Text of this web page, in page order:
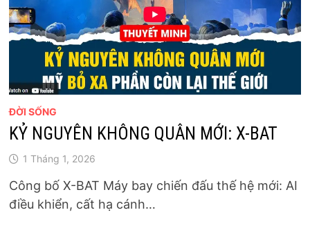
ĐỜI SỐNG
KỶ NGUYÊN KHÔNG QUÂN MỚI: X-BAT
1 Tháng 1, 2026
Công bố X-BAT Máy bay chiến đấu thế hệ mới: AI
điều khiển, cất hạ cánh…